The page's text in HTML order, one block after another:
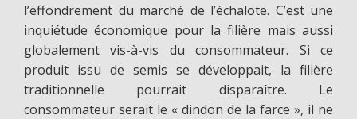
l’effondrement du marché de l’échalote. C’est une
inquiétude économique pour la filière mais aussi
globalement vis-à-vis du consommateur. Si ce
produit issu de semis se développait, la filière
traditionnelle pourrait disparaître. Le
consommateur serait le « dindon de la farce », il ne